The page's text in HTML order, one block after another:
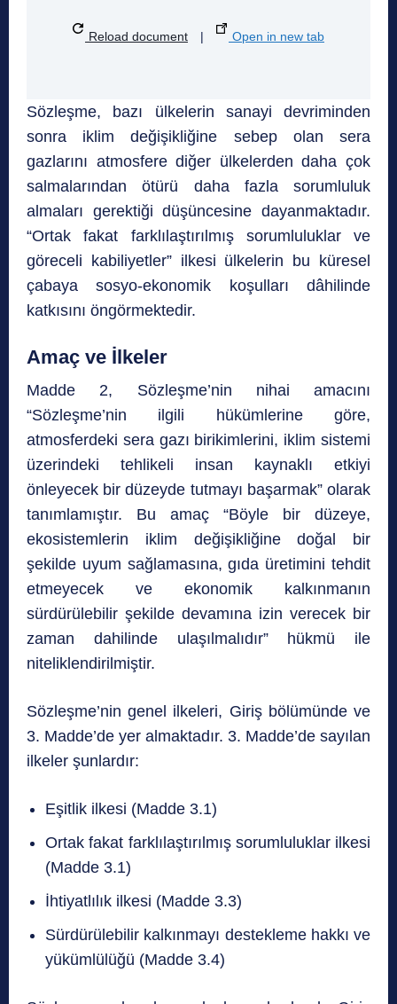
Reload document | Open in new tab
Sözleşme, bazı ülkelerin sanayi devriminden
sonra iklim değişikliğine sebep olan sera
gazlarını atmosfere diğer ülkelerden daha çok
salmalarından ötürü daha fazla sorumluluk
almaları gerektiği düşüncesine dayanmaktadır.
“Ortak fakat farklılaştırılmış sorumluluklar ve
göreceli kabiliyetler” ilkesi ülkelerin bu küresel
çabaya sosyo-ekonomik koşulları dâhilinde
katkısını öngörmektedir.
Amaç ve İlkeler
Madde 2, Sözleşme’nin nihai amacını
“Sözleşme’nin ilgili hükümlerine göre,
atmosferdeki sera gazı birikimlerini, iklim sistemi
üzerindeki tehlikeli insan kaynaklı etkiyi
önleyecek bir düzeyde tutmayı başarmak” olarak
tanımlamıştır. Bu amaç “Böyle bir düzeye,
ekosistemlerin iklim değişikliğine doğal bir
şekilde uyum sağlamasına, gıda üretimini tehdit
etmeyecek ve ekonomik kalkınmanın
sürdürülebilir şekilde devamına izin verecek bir
zaman dahilinde ulaşılmalıdır” hükmü ile
niteliklendirilmiştir.
Sözleşme’nin genel ilkeleri, Giriş bölümünde ve
3. Madde’de yer almaktadır. 3. Madde’de sayılan
ilkeler şunlardır:
Eşitlik ilkesi (Madde 3.1)
Ortak fakat farklılaştırılmış sorumluluklar ilkesi
(Madde 3.1)
İhtiyatlılık ilkesi (Madde 3.3)
Sürdürülebilir kalkınmayı destekleme hakkı ve
yükümlülüğü (Madde 3.4)